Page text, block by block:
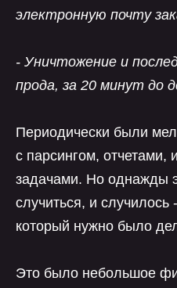
электронную почту
- Уничтожение и
прода, за 20 минут до
Периодически были
с парсингом, отчетами,
задачами. Но однажды
случиться, и случилось
который нужно было
Это было небольшое